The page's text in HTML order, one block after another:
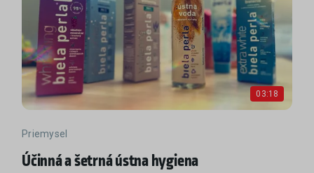
03:18
Priemysel
Účinná a šetrná ústna hygiena